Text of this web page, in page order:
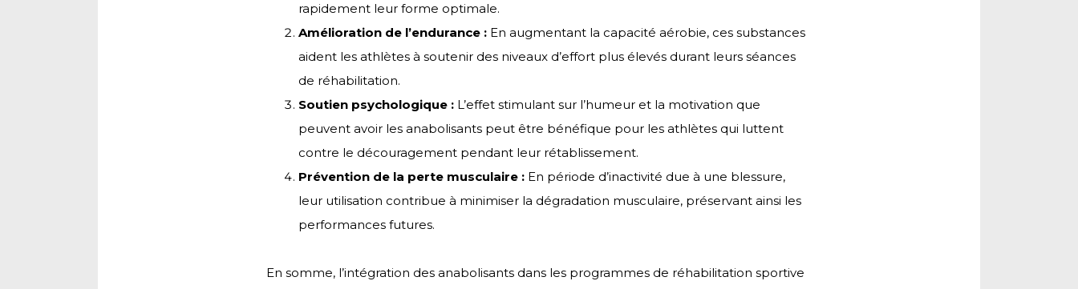
rapidement leur forme optimale.
Amélioration de l’endurance : En augmentant la capacité aérobie, ces substances
aident les athlètes à soutenir des niveaux d’effort plus élevés durant leurs séances
de réhabilitation.
Soutien psychologique : L’effet stimulant sur l’humeur et la motivation que
peuvent avoir les anabolisants peut être bénéfique pour les athlètes qui luttent
contre le découragement pendant leur rétablissement.
Prévention de la perte musculaire : En période d’inactivité due à une blessure,
leur utilisation contribue à minimiser la dégradation musculaire, préservant ainsi les
performances futures.
En somme, l’intégration des anabolisants dans les programmes de réhabilitation sportive